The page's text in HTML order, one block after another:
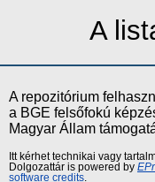
A
A repozitórium
a BGE felsőfokú
Magyar Állam
Itt kérhet technikai vagy
Dolgozattár is powered by
software credits